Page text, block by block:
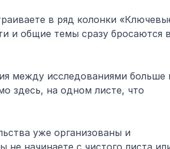
в ряд колонки
и общие темы сразу бросаются
между исследованиями больше
здесь, на одном листе, что
уже организованы и
начинаете с чистого листа